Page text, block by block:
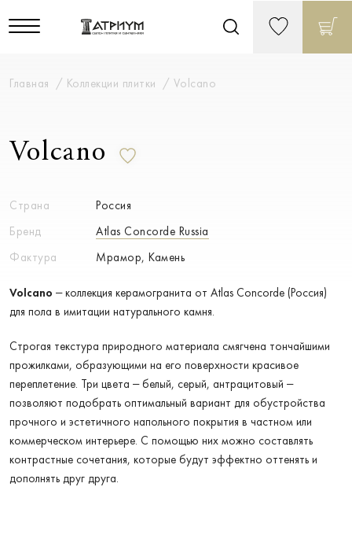
Главная Коллекции плитки Volcano
Volcano
Страна
Россия
Бренд
Atlas Concorde Russia
Фактура
Мрамор, Камень
Volcano – коллекция керамогранита от Atlas Concorde (Россия)
для пола в имитации натурального камня.
Строгая текстура природного материала смягчена тончайшими
прожилками, образующими на его поверхности красивое
переплетение. Три цвета – белый, серый, антрацитовый –
позволяют подобрать оптимальный вариант для обустройства
прочного и эстетичного напольного покрытия в частном или
коммерческом интерьере. С помощью них можно составлять
контрастные сочетания, которые будут эффектно оттенять и
дополнять друг друга.